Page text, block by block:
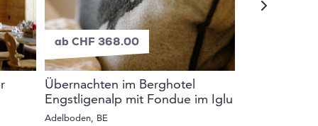
ab CHF 368.00
Übernachten im Berghotel
Engstligenalp mit Fondue im Iglu
Adelboden, BE